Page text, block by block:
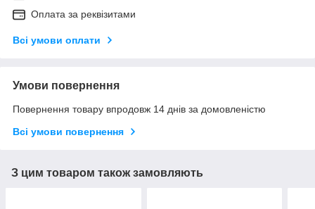
Оплата за реквізитами
Всі умови оплати
Умови повернення
Повернення товару впродовж 14 днів за домовленістю
Всі умови повернення
З цим товаром також замовляють